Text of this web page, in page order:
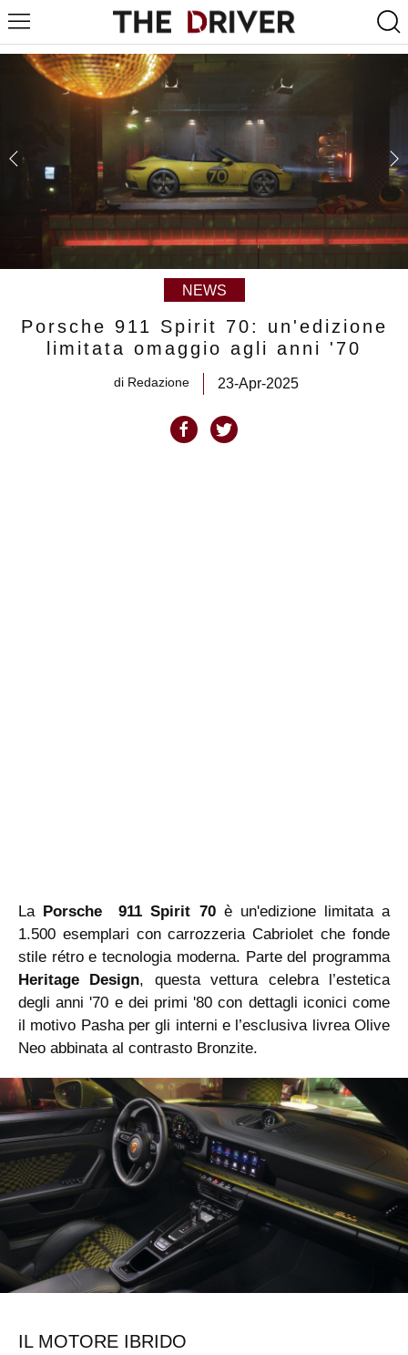
NEWS
Porsche 911 Spirit 70: un'edizione
limitata omaggio agli anni '70
di Redazione 23-Apr-2025
La Porsche 911 Spirit 70è un'edizione limitata a
1.500 esemplari con carrozzeria Cabriolet che fonde
stile rétro e tecnologia moderna. Parte del programma
Heritage Design, questa vettura celebra l’estetica
degli anni '70 e dei primi '80 con dettagli iconici come
il motivo Pasha per gli interni e l’esclusiva livrea Olive
Neo abbinata al contrasto Bronzite.
IL MOTORE IBRIDO